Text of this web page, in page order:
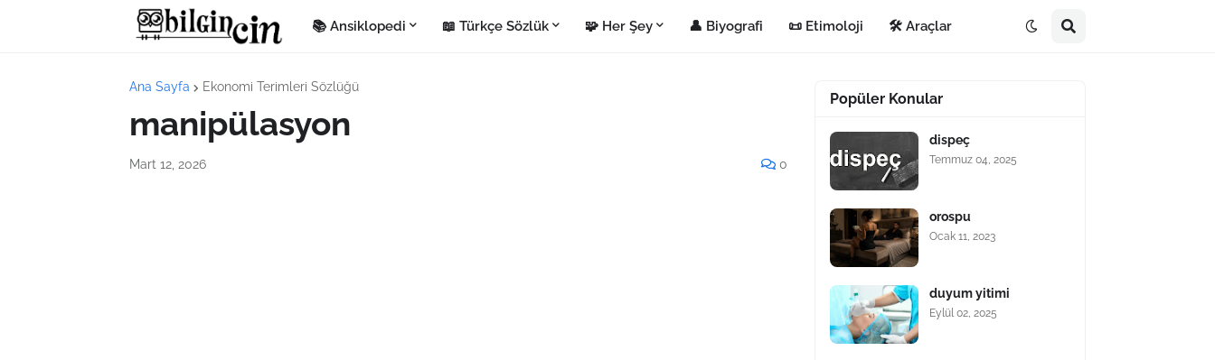
📚 Ansiklopedi 📖 Türkçe Sözlük 🧩 Her Şey 👤 Biyografi 📜 Etimoloji 🛠️ Araçlar
Ana Sayfa Ekonomi Terimleri Sözlüğü
manipülasyon
Mart 12, 2026 0
Popüler Konular
dispeç
Temmuz 04, 2025
orospu
Ocak 11, 2023
duyum yitimi
Eylül 02, 2025